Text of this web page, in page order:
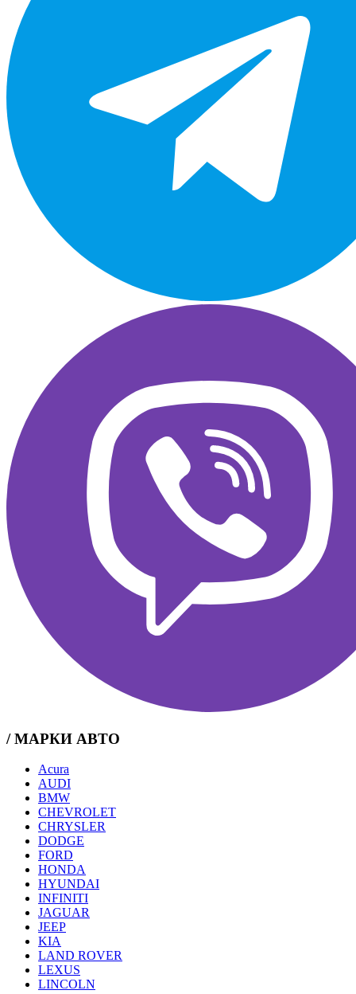
/ МАРКИ АВТО
Acura
AUDI
BMW
CHEVROLET
CHRYSLER
DODGE
FORD
HONDA
HYUNDAI
INFINITI
JAGUAR
JEEP
KIA
LAND ROVER
LEXUS
LINCOLN